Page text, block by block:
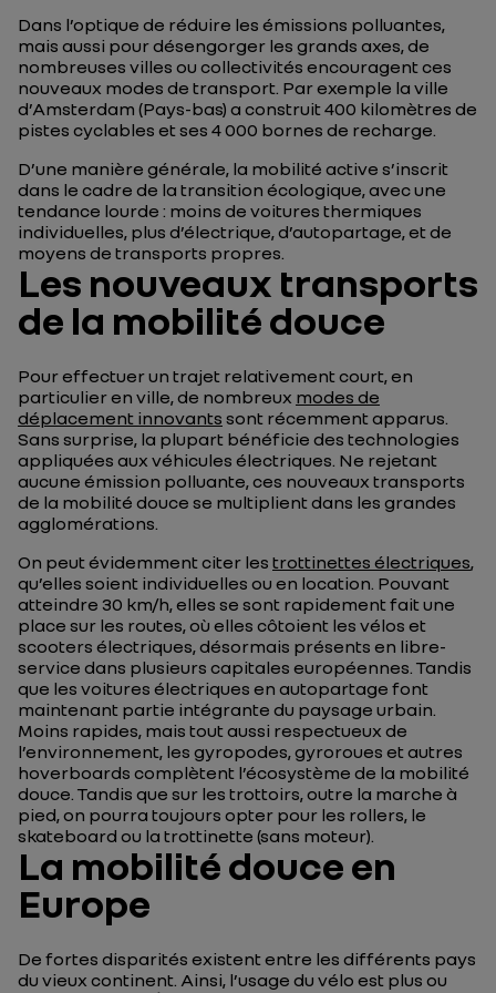
Dans l’optique de réduire les émissions polluantes,
mais aussi pour désengorger les grands axes, de
nombreuses villes ou collectivités encouragent ces
nouveaux modes de transport. Par exemple la ville
d’Amsterdam (Pays-bas) a construit 400 kilomètres de
pistes cyclables et ses 4 000 bornes de recharge.
D’une manière générale, la mobilité active s’inscrit
dans le cadre de la transition écologique, avec une
tendance lourde : moins de voitures thermiques
individuelles, plus d’électrique, d’autopartage, et de
moyens de transports propres.
Les nouveaux transports
de la mobilité douce
Pour effectuer un trajet relativement court, en
particulier en ville, de nombreux modes de
déplacement innovants sont récemment apparus.
Sans surprise, la plupart bénéficie des technologies
appliquées aux véhicules électriques. Ne rejetant
aucune émission polluante, ces nouveaux transports
de la mobilité douce se multiplient dans les grandes
agglomérations.
On peut évidemment citer les trottinettes électriques,
qu’elles soient individuelles ou en location. Pouvant
atteindre 30 km/h, elles se sont rapidement fait une
place sur les routes, où elles côtoient les vélos et
scooters électriques, désormais présents en libre-
service dans plusieurs capitales européennes. Tandis
que les voitures électriques en autopartage font
maintenant partie intégrante du paysage urbain.
Moins rapides, mais tout aussi respectueux de
l’environnement, les gyropodes, gyroroues et autres
hoverboards complètent l’écosystème de la mobilité
douce. Tandis que sur les trottoirs, outre la marche à
pied, on pourra toujours opter pour les rollers, le
skateboard ou la trottinette (sans moteur).
La mobilité douce en
Europe
De fortes disparités existent entre les différents pays
du vieux continent. Ainsi, l’usage du vélo est plus ou